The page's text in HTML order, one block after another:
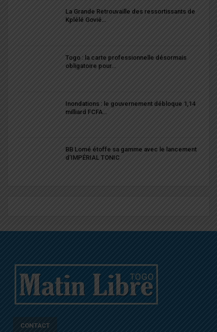
La Grande Retrouvaille des ressortissants de
Kplélé Govié…
Togo : la carte professionnelle désormais
obligatoire pour…
Inondations : le gouvernement débloque 1,14
milliard FCFA…
BB Lomé étoffe sa gamme avec le lancement
d’IMPÉRIAL TONIC
CONTACT